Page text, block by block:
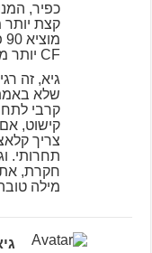
CF יותר מעניין, גם בצליל.
גיא, זה
שלא
קרבי
קישוט,
תחרותי.
חקרת,
מילה